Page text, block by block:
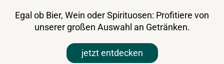
Egal ob Bier, Wein oder Spirituosen: Profitiere von
unserer großen Auswahl an Getränken.
jetzt entdecken